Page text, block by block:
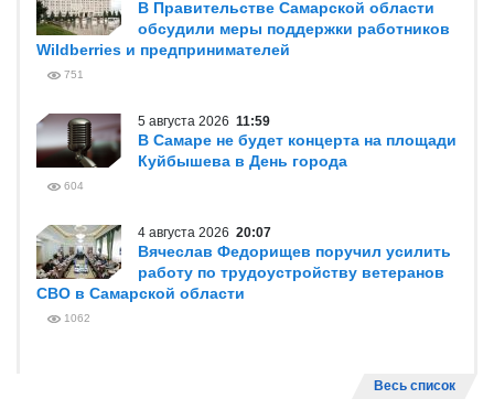
В Правительстве Самарской области
обсудили меры поддержки работников
Wildberries и предпринимателей
751
5 августа 2026 11:59
В Самаре не будет концерта на площади
Куйбышева в День города
604
4 августа 2026 20:07
Вячеслав Федорищев поручил усилить
работу по трудоустройству ветеранов
СВО в Самарской области
1062
Весь список